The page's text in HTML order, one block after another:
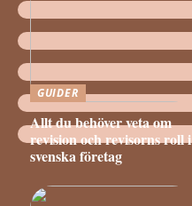
GUIDER
Allt du behöver veta om
revision och revisorns roll i
svenska företag